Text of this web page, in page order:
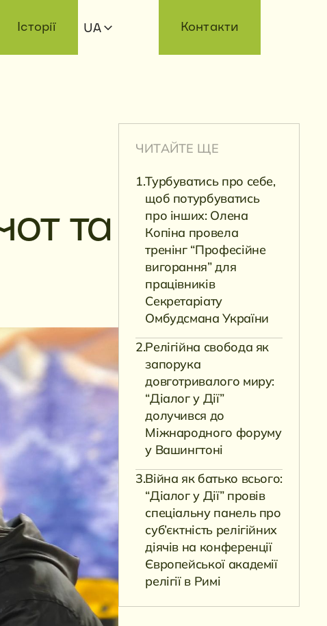
Історії UA Контакти
та
ЧИТАЙТЕ ЩЕ
Турбуватись про себе,
щоб потурбуватись
про інших: Олена
Копіна провела
тренінг “Професійне
вигорання” для
працівників
Секретаріату
Омбудсмана України
Релігійна свобода як
запорука
довготривалого миру:
“Діалог у Дії”
долучився до
Міжнародного форуму
у Вашингтоні
Війна як батько всього:
“Діалог у Дії” провів
спеціальну панель про
суб’єктність релігійних
діячів на конференції
Європейської академії
релігії в Римі